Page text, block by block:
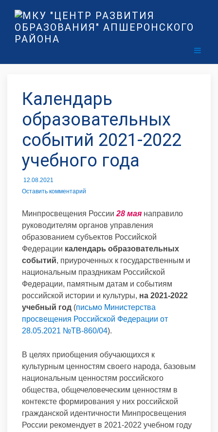
Календарь
образовательных
событий 2021-2022
учебного года
12.08.2021
Оставить комментарий
Минпросвещения России 28 мая направило
руководителям органов управления
образованием субъектов Российской
Федерации календарь образовательных
событий, приуроченных к государственным и
национальным праздникам Российской
Федерации, памятным датам и событиям
российской истории и культуры, на 2021-2022
учебный год (письмо Министерства
просвещения Российской Федерации от
28.05.2021 №ТВ-860/04).
В целях приобщения обучающихся к
культурным ценностям своего народа, базовым
национальным ценностям российского
общества, общечеловеческим ценностям в
контексте формирования у них российской
гражданской идентичности Минпросвещения
России рекомендует в 2021-2022 учебном году